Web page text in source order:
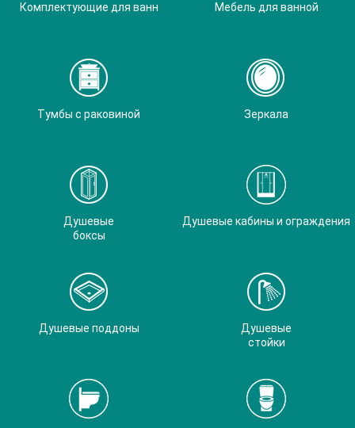
Комплектующие для ванн Мебель для ванной
Тумбы с раковиной Зеркала
Душевые
боксы
Душевые кабины и ограждения
Душевые поддоны
Душевые
стойки